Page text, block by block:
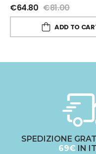
€64.80 €81.00
ADD TO
SPEDIZIONE
69€IN